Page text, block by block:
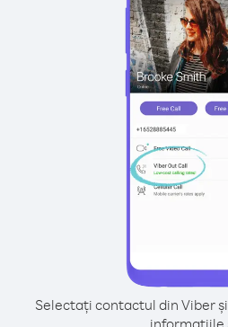
Selectați contactul din Viber
informațiile